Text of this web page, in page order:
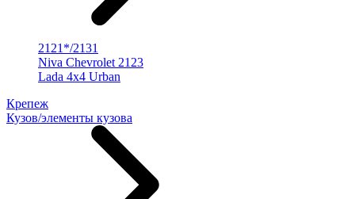
2121*/2131
Niva Chevrolet 2123
Lada 4x4 Urban
Крепеж
Кузов/элементы кузова